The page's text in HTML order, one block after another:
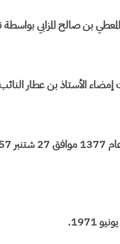
المرفوع بتاريخ 16 شتنبر 1964 من طرف المعطي بن
مذكرة الجواب المدلى بها بتاريخ فاتح مارس 1965